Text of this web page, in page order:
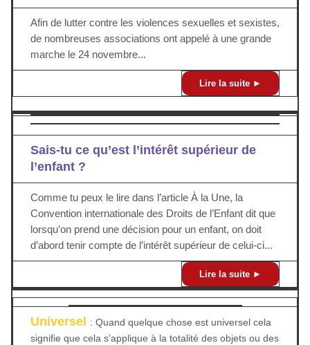
Afin de lutter contre les violences sexuelles et sexistes,
de nombreuses associations ont appelé à une grande
marche le 24 novembre...
Lire la suite ►
Sais-tu ce qu’est l’intérêt supérieur de
l’enfant ?
Comme tu peux le lire dans l’article À la Une, la
Convention internationale des Droits de l’Enfant dit que
lorsqu’on prend une décision pour un enfant, on doit
d’abord tenir compte de l’intérêt supérieur de celui-ci...
Lire la suite ►
Universel : Quand quelque chose est universel cela
signifie que cela s’applique à la totalité des objets ou des